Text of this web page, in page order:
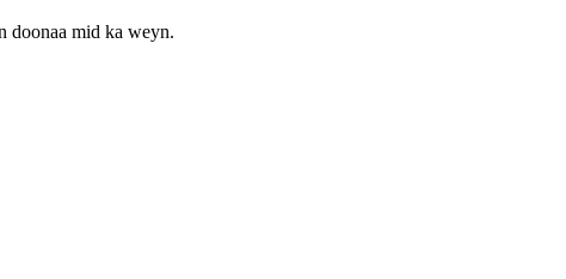
doonaa mid ka weyn.